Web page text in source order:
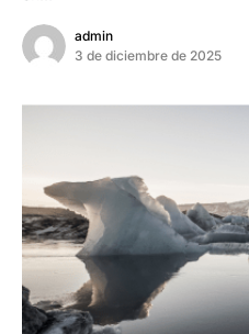
admin
3 de diciembre de 2025